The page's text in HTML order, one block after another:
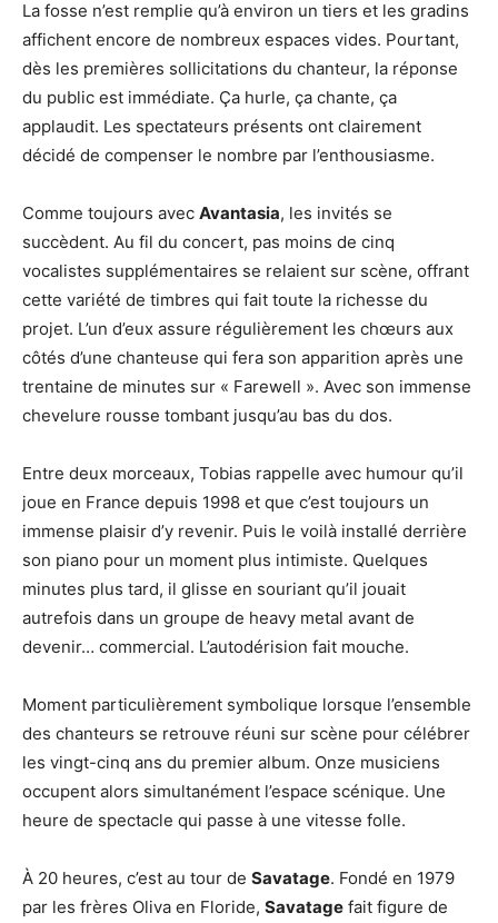
La fosse n’est remplie qu’à environ un tiers et les gradins
affichent encore de nombreux espaces vides. Pourtant,
dès les premières sollicitations du chanteur, la réponse
du public est immédiate. Ça hurle, ça chante, ça
applaudit. Les spectateurs présents ont clairement
décidé de compenser le nombre par l’enthousiasme.
Comme toujours avec Avantasia, les invités se
succèdent. Au fil du concert, pas moins de cinq
vocalistes supplémentaires se relaient sur scène, offrant
cette variété de timbres qui fait toute la richesse du
projet. L’un d’eux assure régulièrement les chœurs aux
côtés d’une chanteuse qui fera son apparition après une
trentaine de minutes sur « Farewell ». Avec son immense
chevelure rousse tombant jusqu’au bas du dos.
Entre deux morceaux, Tobias rappelle avec humour qu’il
joue en France depuis 1998 et que c’est toujours un
immense plaisir d’y revenir. Puis le voilà installé derrière
son piano pour un moment plus intimiste. Quelques
minutes plus tard, il glisse en souriant qu’il jouait
autrefois dans un groupe de heavy metal avant de
devenir… commercial. L’autodérision fait mouche.
Moment particulièrement symbolique lorsque l’ensemble
des chanteurs se retrouve réuni sur scène pour célébrer
les vingt-cinq ans du premier album. Onze musiciens
occupent alors simultanément l’espace scénique. Une
heure de spectacle qui passe à une vitesse folle.
À 20 heures, c’est au tour de Savatage. Fondé en 1979
par les frères Oliva en Floride, Savatage fait figure de